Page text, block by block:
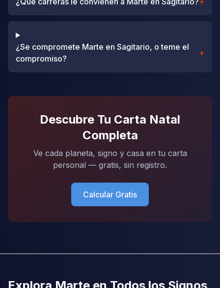
¿Se compromete Marte en Sagitario, o teme el
compromiso?
+
Descubre Tu Carta Natal
Completa
Ve cada planeta, signo y casa en tu carta
personal — gratis, sin registro.
Calcular Gratis